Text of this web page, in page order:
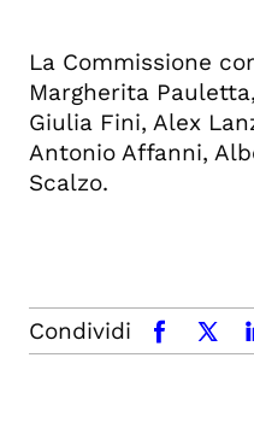
La Commissione
Margherita
Giulia Fini, Alex
Antonio Affanni,
Scalzo.
Condividi facebookx.com